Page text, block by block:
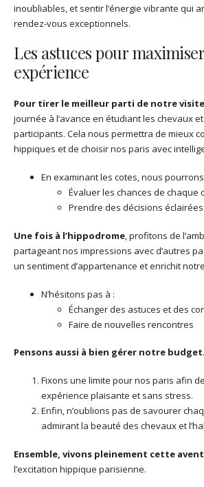
inoubliables, et sentir l’énergie vibrante qui
rendez-vous exceptionnels.
Les astuces pour
expérience
Pour tirer le meilleur parti de notre visite
journée à l’avance en étudiant les chevaux
participants. Cela nous permettra de mieux
hippiques et de choisir nos paris avec
En examinant les cotes, nous
Évaluer les chances de chaque
Prendre des décisions éclairées
Une fois à l’hippodrome, profitons de
partageant nos impressions avec d’autres
un sentiment d’appartenance et enrichit
N’hésitons pas à :
Échanger des astuces et des
Faire de nouvelles rencontres
Pensons aussi à bien gérer notre budget.
Fixons une limite pour nos paris afin
expérience plaisante et sans stress.
Enfin, n’oublions pas de savourer
admirant la beauté des chevaux et
Ensemble, vivons pleinement cette
l’excitation hippique parisienne.